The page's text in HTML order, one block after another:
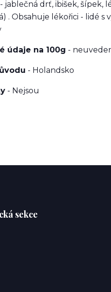
- jablečná drť, ibišek, šípek,
. Obsahuje lékořici - lidé
údaje na 100g -
- Holandsko
- Nejsou
sekce